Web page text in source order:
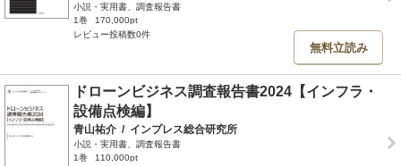
小説・実用書、調査報告書
1巻
170,000pt
レビュー投稿数0件
無料立読み
ドローンビジネス調査報告書2024【インフラ・
設備点検編】
青山祐介 / インプレス総合研究所
小説・実用書、調査報告書
1巻
110,000pt